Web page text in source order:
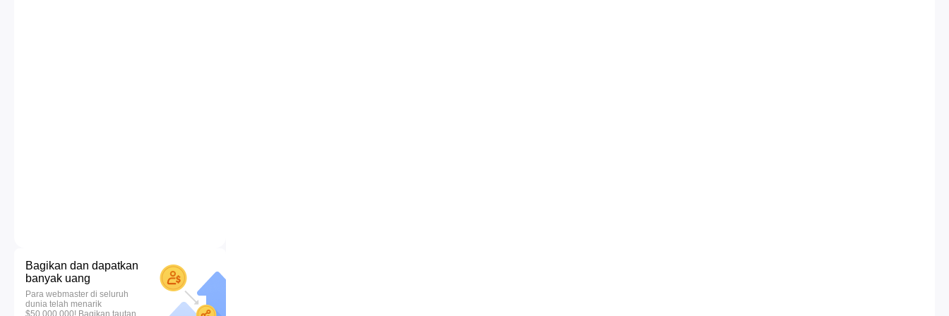
Bagikan dan dapatkan
banyak uang
Para webmaster di seluruh
dunia telah menarik
$50.000.000! Bagikan tautan